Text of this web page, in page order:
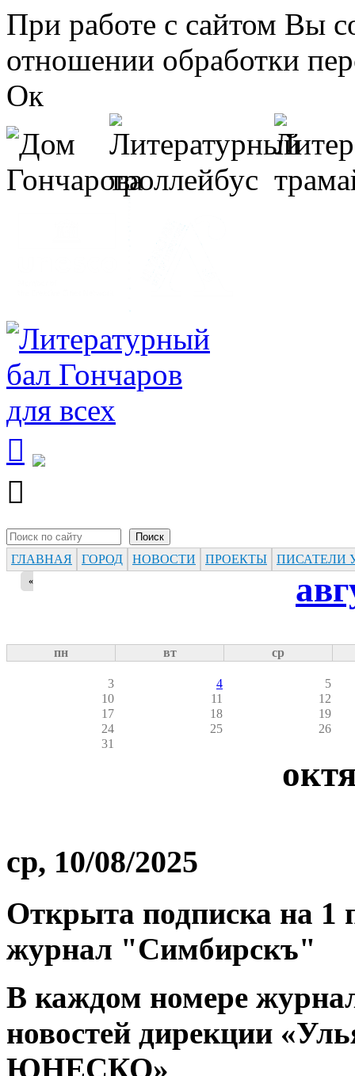
Перейти к основному содержанию
При работе с сайтом Вы
отношении обработки
Ок


Форма поиска
ГЛАВНАЯ ГОРОД НОВОСТИ ПРОЕКТЫ ПИСАТЕЛИ
«
пн вт ср
3 4
5
10
11
12
17
18
19
24
25
26
31
ср, 10/08/2025
Открыта подписка на 1
журнал "Симбирскъ"
В каждом номере
новостей дирекции
ЮНЕСКО»